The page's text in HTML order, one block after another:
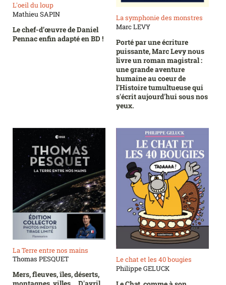
L'oeil du loup
Mathieu SAPIN
Le chef-d’œuvre de Daniel
Pennac enfin adapté en BD !
La symphonie des monstres
Marc LEVY
Porté par une écriture
puissante, Marc Levy nous
livre un roman magistral :
une grande aventure
humaine au coeur de
l'Histoire tumultueuse qui
s'écrit aujourd'hui sous nos
yeux.
La Terre entre nos mains
Thomas PESQUET
Mers, fleuves, îles, déserts,
Le chat et les 40 bougies
Philippe GELUCK